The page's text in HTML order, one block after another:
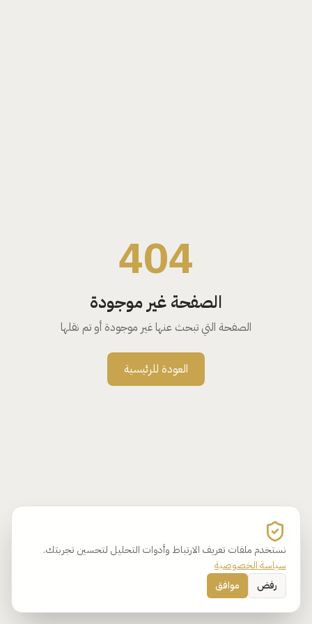
نستخدم ملفات تعريف الارتباط وأدوات التحليل لتحسين تجربتك.
سياسة الخصوصية
رفض
موافق
404
الصفحة غير موجودة
الصفحة التي تبحث عنها غير موجودة أو تم نقلها
العودة للرئيسية